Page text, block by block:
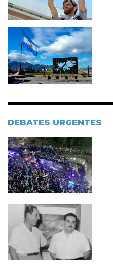
Imagen
DEBATES URGENTES
Imagen
Imagen